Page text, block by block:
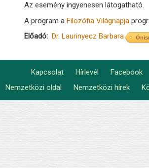
Az esemény ingyenesen látogatható.
A program aFilozófia Világnapja
Előadó Dr. Laurinyecz Barbara
Footer
menu
Kapcsolat Hírlevél Facebook
Lábléc2
Nemzetközi oldal Nemzetközi hírek